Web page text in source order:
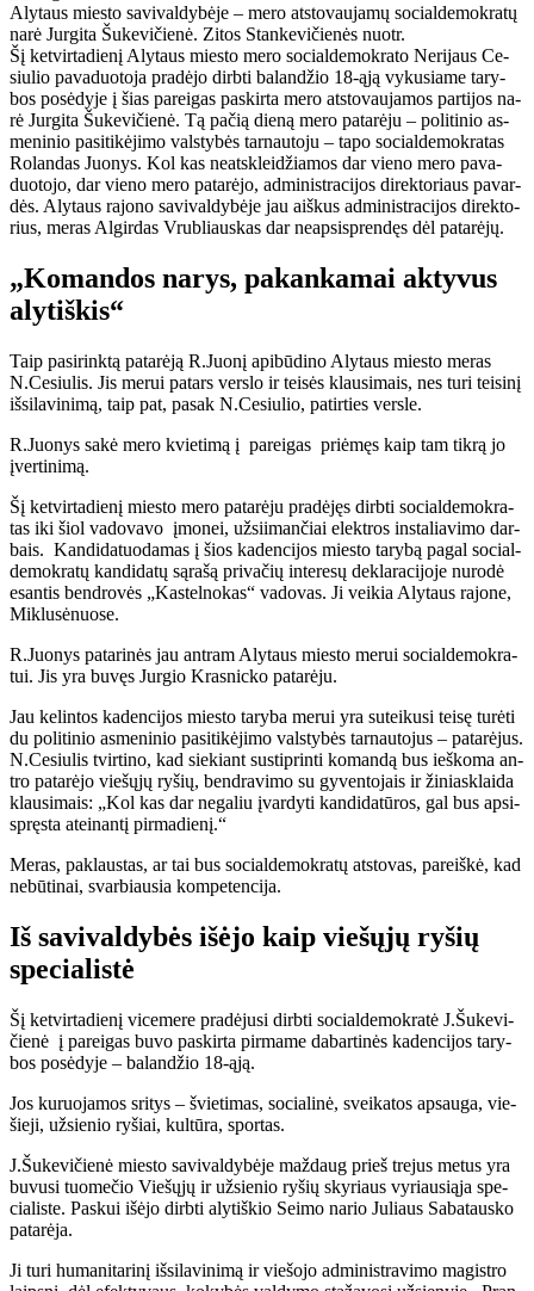
Alytaus miesto savivaldybėje – mero atstovaujamų socialdemokratų
narė Jurgita Šukevičienė. Zitos Stankevičienės nuotr.
Šį ket­vir­ta­die­nį Aly­taus mies­to me­ro so­cial­de­mok­ra­to Ne­ri­jaus Ce­
siu­lio pa­va­duo­to­ja pra­dė­jo dirb­ti ba­lan­džio 18-ąją vy­ku­sia­me ta­ry­
bos po­sė­dy­je į šias pa­rei­gas pa­skir­ta me­ro at­sto­vau­ja­mos par­ti­jos na­
rė Jur­gi­ta Šu­ke­vi­čie­nė. Tą pa­čią die­ną me­ro pa­ta­rė­ju – po­li­ti­nio as­
me­ni­nio pa­si­ti­kė­ji­mo vals­ty­bės tar­nau­to­ju – ta­po so­cial­de­mok­ra­tas
Ro­lan­das Juo­nys. Kol kas ne­at­sklei­džia­mos dar vie­no me­ro pa­va­
duo­to­jo, dar vie­no me­ro pa­ta­rė­jo, ad­mi­nist­ra­ci­jos di­rek­to­riaus pa­var­
dės. Aly­taus ra­jo­no sa­vi­val­dy­bė­je jau aiš­kus ad­mi­nist­ra­ci­jos di­rek­to­
rius, me­ras Al­gir­das Vrub­liaus­kas dar neap­si­spren­dęs dėl pa­ta­rė­jų.
„Ko­man­dos na­rys, pa­kan­ka­mai ak­ty­vus
aly­tiš­kis“
Taip pa­si­rink­tą pa­ta­rė­ją R.Juo­nį api­bū­di­no Aly­taus mies­to me­ras
N.Ce­siu­lis. Jis me­rui pa­tars ver­slo ir tei­sės klau­si­mais, nes tu­ri tei­si­nį
iš­si­la­vi­ni­mą, taip pat, pa­sak N.Ce­siu­lio, pa­tir­ties ver­sle.
R.Juo­nys sa­kė me­ro kvie­ti­mą į pa­rei­gas pri­ėmęs kaip tam tik­rą jo
įver­ti­ni­mą.
Šį ket­vir­ta­die­nį mies­to me­ro pa­ta­rė­ju pra­dė­jęs dirb­ti so­cial­de­mok­ra­
tas iki šiol va­do­va­vo įmo­nei, už­si­i­man­čiai elek­tros ins­ta­lia­vi­mo dar­
bais. Kan­di­da­tuo­da­mas į šios ka­den­ci­jos mies­to ta­ry­bą pa­gal so­cial­
de­mok­ra­tų kan­di­da­tų są­ra­šą pri­va­čių in­te­re­sų de­kla­ra­ci­jo­je nu­ro­dė
esan­tis ben­dro­vės „Kas­tel­no­kas“ va­do­vas. Ji vei­kia Aly­taus ra­jo­ne,
Mik­lu­sė­nuo­se.
R.Juo­nys pa­ta­ri­nės jau ant­ram Aly­taus mies­to me­rui so­cial­de­mok­ra­
tui. Jis yra bu­vęs Jur­gio Kras­nic­ko pa­ta­rė­ju.
Jau ke­lin­tos ka­den­ci­jos mies­to ta­ry­ba me­rui yra su­tei­ku­si tei­sę tu­rė­ti
du po­li­ti­nio as­me­ni­nio pa­si­ti­kė­ji­mo vals­ty­bės tar­nau­to­jus – pa­ta­rė­jus.
N.Ce­siu­lis tvir­ti­no, kad sie­kiant su­stip­rin­ti ko­man­dą bus ieš­ko­ma an­
tro pa­ta­rė­jo vie­šų­jų ry­šių, ben­dra­vi­mo su gy­ven­to­jais ir ži­niask­lai­da
klau­si­mais: „Kol kas dar ne­ga­liu įvar­dy­ti kan­di­da­tū­ros, gal bus ap­si­
spręs­ta at­ei­nan­tį pir­ma­die­nį.“
Me­ras, pa­klaus­tas, ar tai bus so­cial­de­mok­ra­tų at­sto­vas, pa­reiš­kė, kad
ne­bū­ti­nai, svar­biau­sia kom­pe­ten­ci­ja.
Iš sa­vi­val­dy­bės iš­ėjo kaip vie­šų­jų ry­šių
spe­cia­lis­tė
Šį ket­vir­ta­die­nį vi­ce­me­re pra­dė­ju­si dirb­ti so­cial­de­mok­ra­tė J.Šu­ke­vi­
čie­nė į pa­rei­gas bu­vo pa­skir­ta pir­ma­me dabartinės kadencijos ta­ry­
bos po­sė­dy­je – ba­lan­džio 18-ąją.
Jos ku­ruo­ja­mos sri­tys – švie­ti­mas, so­cia­li­nė, svei­ka­tos ap­sau­ga, vie­
šie­ji, už­sie­nio ry­šiai, kul­tū­ra, spor­tas.
J.Šu­ke­vi­čie­nė mies­to sa­vi­val­dy­bė­je maž­daug prieš tre­jus me­tus yra
bu­vu­si tuo­me­čio Vie­šų­jų ir už­sie­nio ry­šių sky­riaus vy­riau­si­ą­ja spe­
cia­lis­te. Pas­kui iš­ėjo dirb­ti aly­tiš­kio Sei­mo na­rio Ju­liaus Sa­ba­taus­ko
pa­ta­rė­ja.
Ji tu­ri hu­ma­ni­ta­ri­nį iš­si­la­vi­ni­mą ir vie­šo­jo ad­mi­nist­ra­vi­mo ma­gist­ro